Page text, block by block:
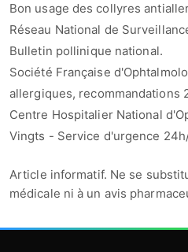
Bon usage des collyres
Réseau National de
Bulletin pollinique national.
Société Française
allergiques, recommandations
Centre Hospitalier National
Vingts - Service d'urgence
Article informatif. Ne se
médicale ni à un avis